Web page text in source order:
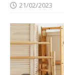
21/02/2023